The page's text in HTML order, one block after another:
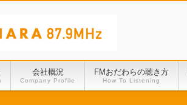
会社概況
Company Profile
FMおだわらの聴き方
How To Listening